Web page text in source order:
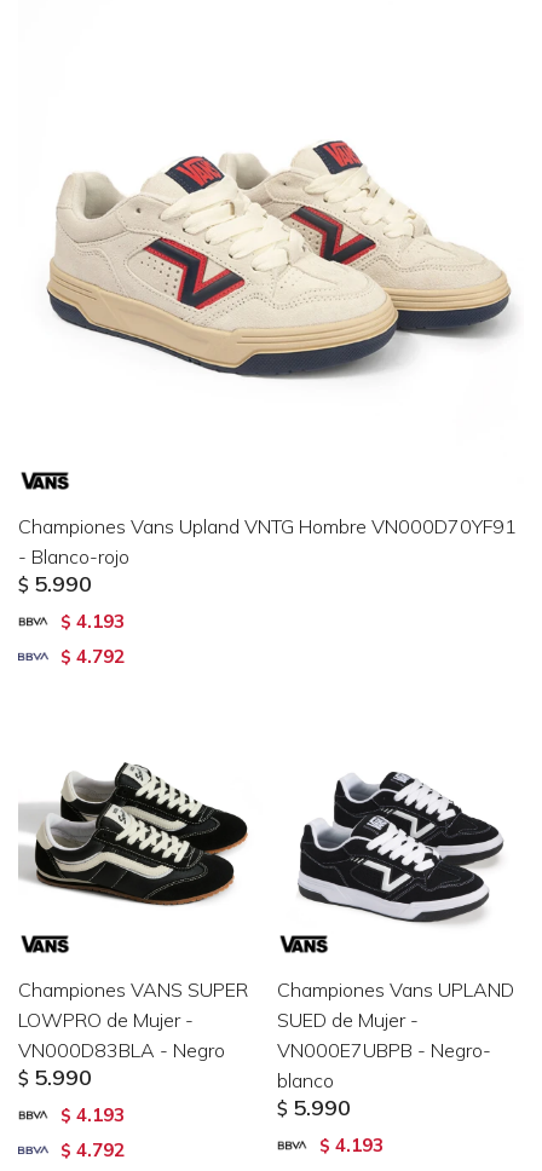
Championes Vans Upland VNTG Hombre VN000D70YF91
- Blanco-rojo
$ 5.990
$ 4.193
$ 4.792
Championes VANS SUPER
LOWPRO de Mujer -
VN000D83BLA - Negro
$ 5.990
$ 4.193
$ 4.792
Championes Vans UPLAND
SUED de Mujer -
VN000E7UBPB - Negro-
blanco
$ 5.990
$ 4.193